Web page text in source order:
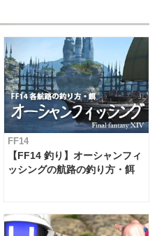
FF14
【FF14 釣り】オーシャンフィ
ッシングの航路の釣り方・餌